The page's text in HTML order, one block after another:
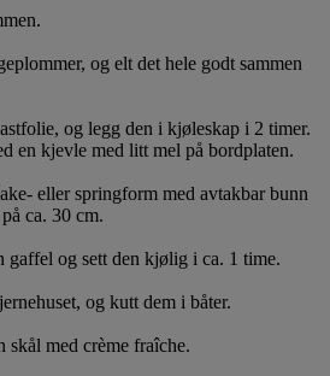
og elt det hele godt sammen
og legg den i kjøleskap i 2 timer.
en kjevle med litt mel på bordplaten.
eller springform med avtakbar bunn
ca. 30 cm.
gaffel og sett den kjølig i ca. 1 time.
og kutt dem i båter.
skål med crème fraîche.